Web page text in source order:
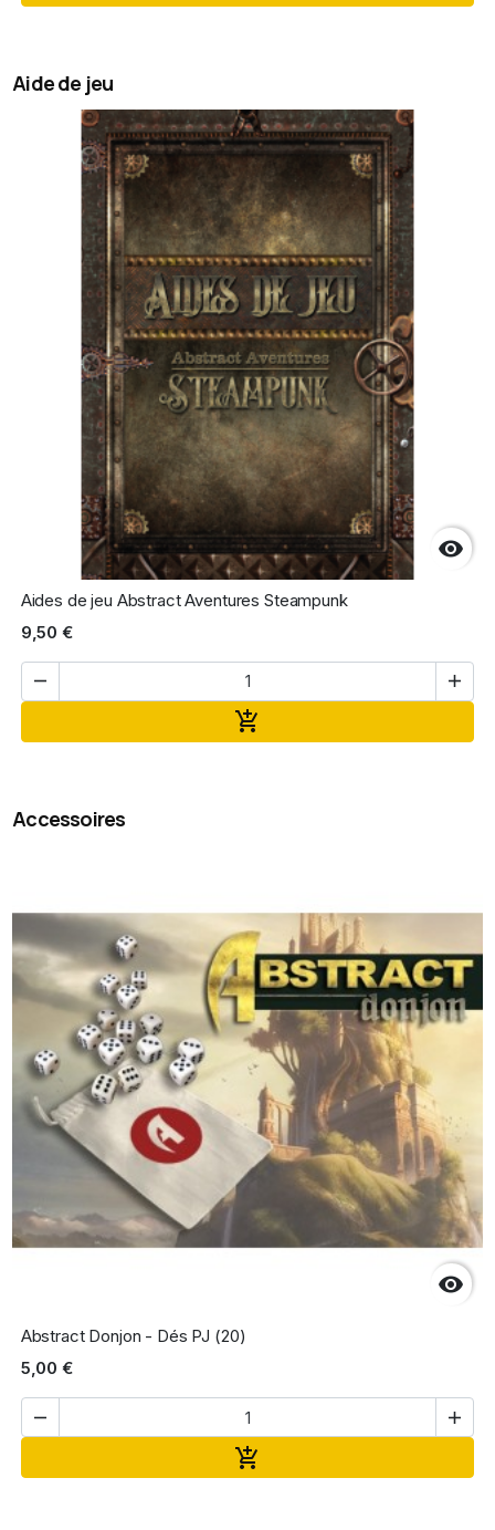
Aide de jeu

Aides de jeu Abstract Aventures Steampunk
9,50 €
 

Accessoires

Abstract Donjon - Dés PJ (20)
5,00 €
 
